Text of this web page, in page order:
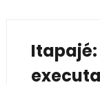
Itapajé: